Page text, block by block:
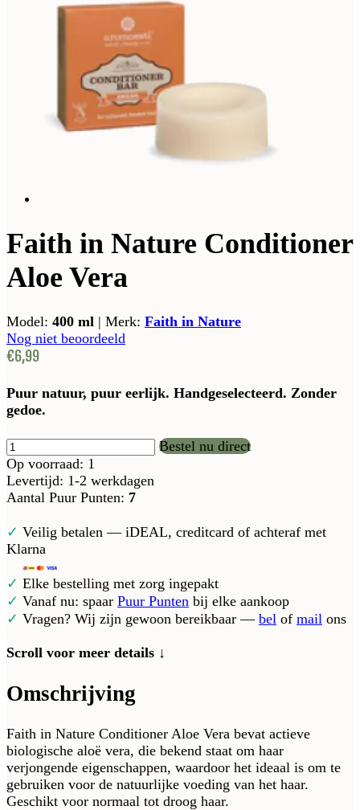
Faith in Nature Conditioner
Aloe Vera
Model: 400 ml | Merk: Faith in Nature
Nog niet beoordeeld
€6,99
Puur natuur, puur eerlijk. Handgeselecteerd. Zonder
gedoe.
Bestel nu direct
Op voorraad: 1
Levertijd: 1-2 werkdagen
Aantal Puur Punten: 7
✓ Veilig betalen — iDEAL, creditcard of achteraf met
Klarna
✓ Elke bestelling met zorg ingepakt
✓ Vanaf nu: spaar Puur Punten bij elke aankoop
✓ Vragen? Wij zijn gewoon bereikbaar — bel of mail ons
Scroll voor meer details ↓
Omschrijving
Faith in Nature Conditioner Aloe Vera bevat actieve
biologische aloë vera, die bekend staat om haar
verjongende eigenschappen, waardoor het ideaal is om te
gebruiken voor de natuurlijke voeding van het haar.
Geschikt voor normaal tot droog haar.